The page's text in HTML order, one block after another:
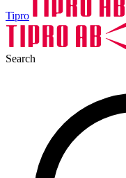
Tipro
Search